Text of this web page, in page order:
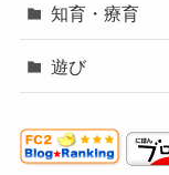
知育・療育
遊び